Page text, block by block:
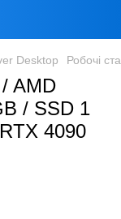
Desktop Робочі
AMD
/ SSD 1
4090